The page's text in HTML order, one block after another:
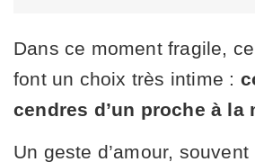
Dans ce moment fragile,
font un choix très intime :
cendres d’un proche à la
Un geste d’amour,